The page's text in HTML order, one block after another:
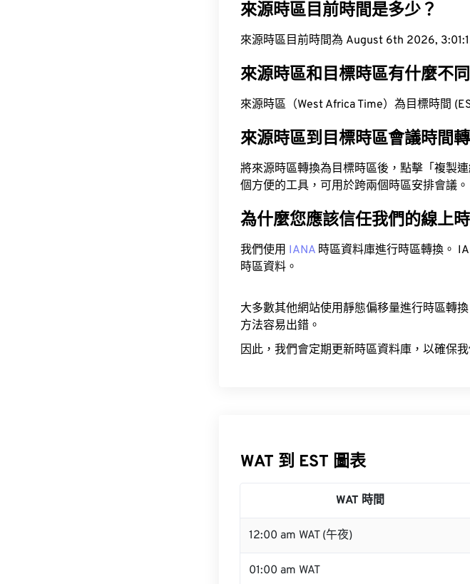
來源時區目前時間是多少？
來源時區目前時間為 August 6th 2026,
來源時區和目標時區有什麼不
來源時區（West Africa Time）為目標時間
來源時區到目標時區會議時間
將來源時區轉換為目標時區後，點擊「複製
個方便的工具，可用於跨兩個時區安排會議。
為什麼您應該信任我們的線上
我們使用 IANA 時區資料庫進行時區轉換。
時區資料。
大多數其他網站使用靜態偏移量進行時區轉
方法容易出錯。
因此，我們會定期更新時區資料庫，以確保
WAT 到 EST 圖表
WAT 時間
12:00 am WAT (午夜)
01:00 am WAT